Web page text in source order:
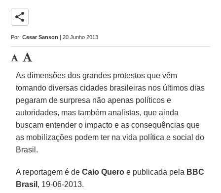
share
Por:Cesar Sanson | 20 Junho 2013
As dimensões dos grandes protestos que vêm
tomando diversas cidades brasileiras nos últimos dias
pegaram de surpresa não apenas políticos e
autoridades, mas também analistas, que ainda
buscam entender o impacto e as consequências que
as mobilizações podem ter na vida política e social do
Brasil.
A reportagem é deCaio Quero e publicada pela BBC
Brasil , 19-06-2013.